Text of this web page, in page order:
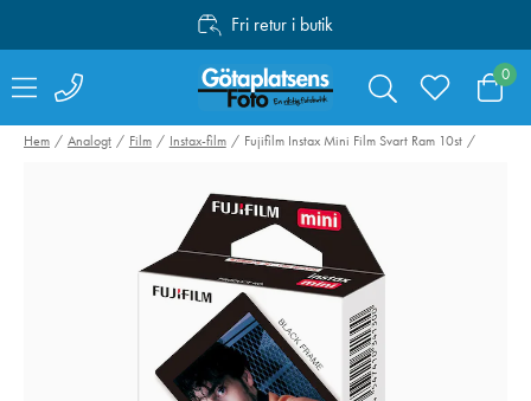
Fri retur i butik
Personlig service
Fri frakt över 1000:-
0
Hem Analogt Film Instax-film Fujifilm Instax Mini Film Svart Ram 10st